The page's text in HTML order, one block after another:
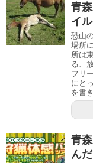
青
イル
恐山
場所
所は
る、
フリ
にと
を書
青
ん